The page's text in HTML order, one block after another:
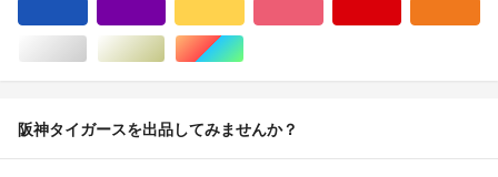
シルバー/銀色系ゴールド/金色系マルチカラー
阪神タイガースを出品してみませんか？